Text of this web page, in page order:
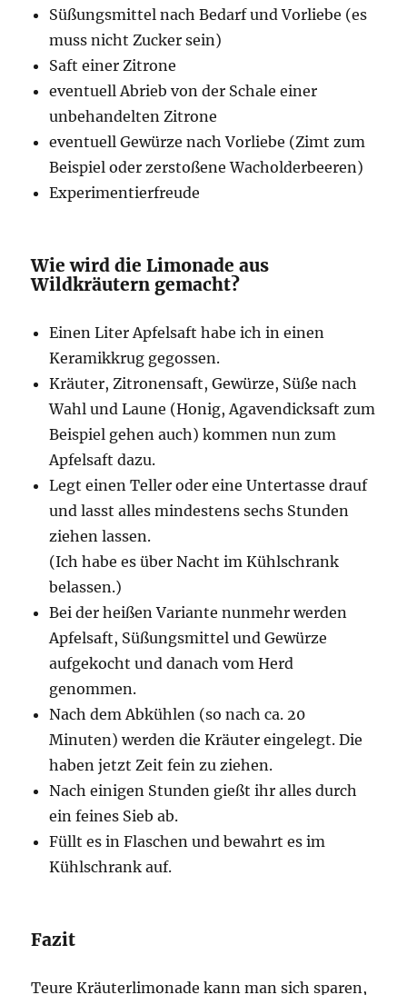
Süßungsmittel nach Bedarf und Vorliebe (es
muss nicht Zucker sein)
Saft einer Zitrone
eventuell Abrieb von der Schale einer
unbehandelten Zitrone
eventuell Gewürze nach Vorliebe (Zimt zum
Beispiel oder zerstoßene Wacholderbeeren)
Experimentierfreude
Wie wird die Limonade aus
Wildkräutern gemacht?
Einen Liter Apfelsaft habe ich in einen
Keramikkrug gegossen.
Kräuter, Zitronensaft, Gewürze, Süße nach
Wahl und Laune (Honig, Agavendicksaft zum
Beispiel gehen auch) kommen nun zum
Apfelsaft dazu.
Legt einen Teller oder eine Untertasse drauf
und lasst alles mindestens sechs Stunden
ziehen lassen.
(Ich habe es über Nacht im Kühlschrank
belassen.)
Bei der heißen Variante nunmehr werden
Apfelsaft, Süßungsmittel und Gewürze
aufgekocht und danach vom Herd
genommen.
Nach dem Abkühlen (so nach ca. 20
Minuten) werden die Kräuter eingelegt. Die
haben jetzt Zeit fein zu ziehen.
Nach einigen Stunden gießt ihr alles durch
ein feines Sieb ab.
Füllt es in Flaschen und bewahrt es im
Kühlschrank auf.
Fazit
Teure Kräuterlimonade kann man sich sparen,